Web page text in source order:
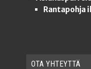
Rantapohja
OTA YHTEYT­TÄ